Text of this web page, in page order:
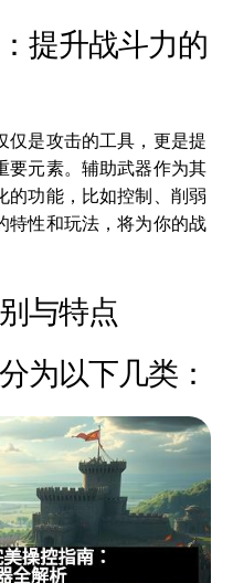
提升战斗力的
仅是攻击的工具，更是提
要元素。辅助武器作为其
的功能，比如控制、削弱
特性和玩法，将为你的战
与特点
为以下几类：